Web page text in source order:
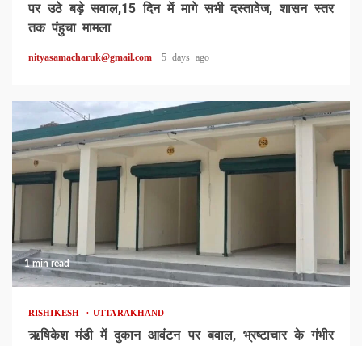
पर उठे बड़े सवाल,15 दिन में मागे सभी दस्तावेज, शासन स्तर
तक पंहुचा मामला
nityasamacharuk@gmail.com 5 days ago
1 min read
RISHIKESH UTTARAKHAND
ऋषिकेश मंडी में दुकान आवंटन पर बवाल, भ्रष्टाचार के गंभीर